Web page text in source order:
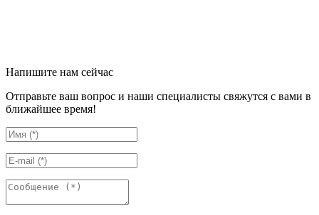
Напишите нам сейчас
Отправьте ваш вопрос и наши специалисты свяжутся с вами в
ближайшее время!